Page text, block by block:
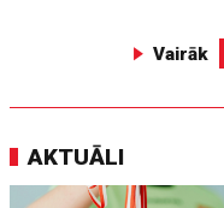
Vairāk
AKTUĀLI